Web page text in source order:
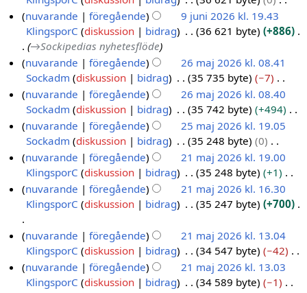
n
g
s
a
m
m
a
n
a
t
n
n
g
e
r
n
g
s
s
a
m
m
a
n
f
a
t
t
n
i
n
g
e
r
i
n
g
s
s
a
m
m
a
n
f
a
t
n
0
e
d
g
e
i
n
g
s
s
a
m
m
a
n
a
2
6
n
r
d
i
e
i
n
g
s
a
m
m
a
n
g
e
r
e
d
i
e
i
n
g
s
a
m
m
a
I
n
g
e
n
r
e
d
i
e
i
n
g
s
a
m
nuvarande föregående
9 juni 2026 kl. 19.43
KlingsporC diskussion bidrag 36 621 byte
+886
→Sockipedias nyhetesflöde
6
a
2
2
nuvarande föregående
26 maj 2026 kl. 08.41
Sockadm diskussion bidrag 35 735 byte
−7
I
n
g
e
n
r
e
d
e
i
n
nuvarande föregående
26 maj 2026 kl. 08.40
Sockadm diskussion bidrag 35 742 byte
+494
I
n
g
e
n
r
d
i
e
5
a
0
6
nuvarande föregående
25 maj 2026 kl. 19.05
Sockadm diskussion bidrag 35 248 byte
0
I
n
g
e
r
e
d
i
1
0
nuvarande föregående
21 maj 2026 kl. 19.00
KlingsporC diskussion bidrag 35 248 byte
+1
I
n
e
n
r
e
nuvarande föregående
21 maj 2026 kl. 16.30
KlingsporC diskussion bidrag 35 247 byte +700
I
n
g
e
nuvarande föregående
21 maj 2026 kl. 13.04
KlingsporC diskussion bidrag 34 547 byte
−42
I
n
nuvarande föregående
21 maj 2026 kl. 13.03
KlingsporC diskussion bidrag 34 589 byte
−1